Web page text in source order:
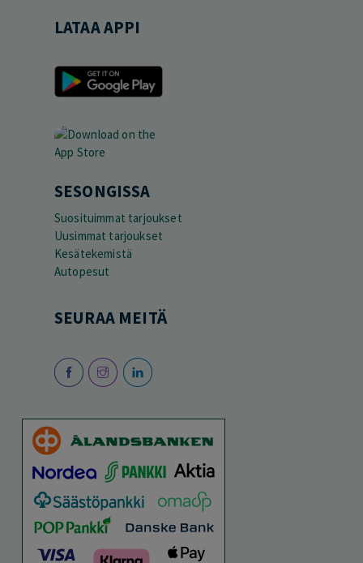
LATAA APPI
SESONGISSA
Suosituimmat tarjoukset
Uusimmat tarjoukset
Kesätekemistä
Autopesut
SEURAA MEITÄ